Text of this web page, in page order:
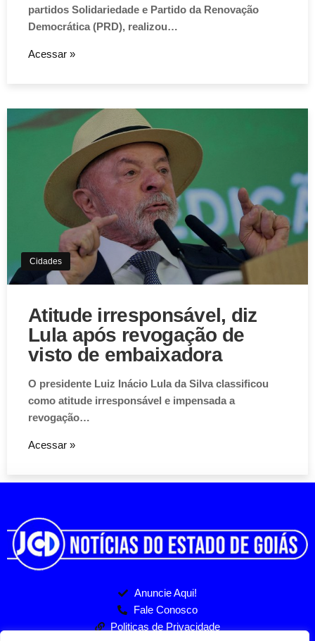
Aviso de Cookies!
Este website utiliza Cookies. Usamos cookies, garantindo
experiência única em nosso site.
Aceitar
partidos Solidariedade e Partido da Renovação
Democrática (PRD), realizou…
Acessar »
Cidades
Atitude irresponsável, diz
Lula após revogação de
visto de embaixadora
O presidente Luiz Inácio Lula da Silva classificou
como atitude irresponsável e impensada a
revogação…
Acessar »
Anuncie Aqui!
Fale Conosco
Politicas de Privacidade